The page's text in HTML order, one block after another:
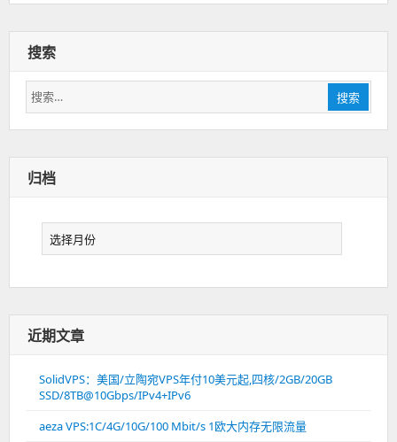
搜索
搜
索：
搜索
归档
近期文章
SolidVPS：美国/立陶宛VPS年付10美元起,四核/2GB/20GB
SSD/8TB@10Gbps/IPv4+IPv6
aeza VPS:1C/4G/10G/100 Mbit/s 1欧大内存无限流量